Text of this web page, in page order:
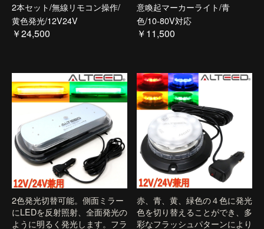
2本セット/無線リモコン操作/
黄色発光/12V24V
￥24,500
意喚起マーカーライト/青
色/10-80V対応
￥11,500
2色発光切替可能。側面ミラー
にLEDを反射照射、全面発光の
ように明るく発光します。フラ
赤、青、黄、緑色の４色に発光
色を切り替えることができ、多
彩なフラッシュパターンにより